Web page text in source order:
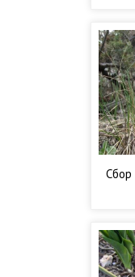
Сбор